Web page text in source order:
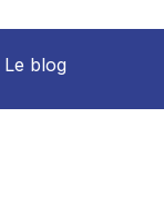
Le blog